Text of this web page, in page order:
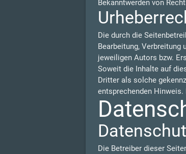
Bekanntwerden von
Die durch die
Bearbeitung, Verbreitung
jeweiligen Autors bzw.
Soweit die Inhalte auf
Dritter als solche
entsprechenden Hinweis.
Die Betreiber dieser